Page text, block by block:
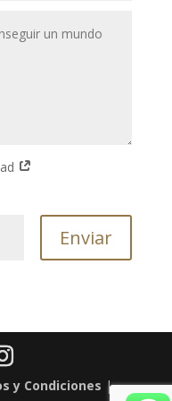
Enviar
y Condiciones |